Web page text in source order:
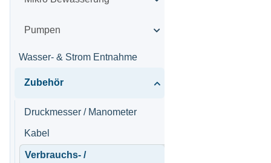
Pumpen
Wasser- & Strom Entnahme
Zubehör
Druckmesser / Manometer
Kabel
Verbrauchs- /